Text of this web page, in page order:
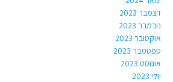
דצמבר 2023
נובמבר 2023
אוקטובר 2023
ספטמבר 2023
אוגוסט 2023
יולי 2023